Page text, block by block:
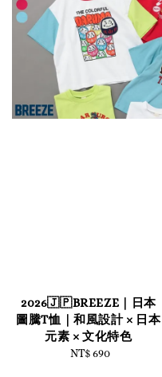
2026🇯🇵BREEZE｜日本
圖騰T恤｜和風設計 × 日本
元素 × 文化特色
Regular
NT$ 690